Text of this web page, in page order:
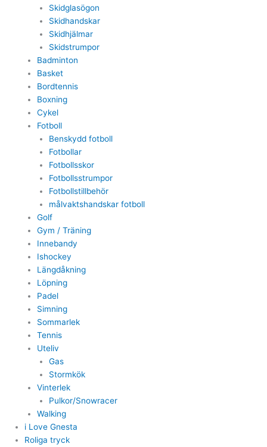
Skidglasögon
Skidhandskar
Skidhjälmar
Skidstrumpor
Badminton
Basket
Bordtennis
Boxning
Cykel
Fotboll
Benskydd fotboll
Fotbollar
Fotbollsskor
Fotbollsstrumpor
Fotbollstillbehör
målvaktshandskar fotboll
Golf
Gym / Träning
Innebandy
Ishockey
Längdåkning
Löpning
Padel
Simning
Sommarlek
Tennis
Uteliv
Gas
Stormkök
Vinterlek
Pulkor/Snowracer
Walking
i Love Gnesta
Roliga tryck